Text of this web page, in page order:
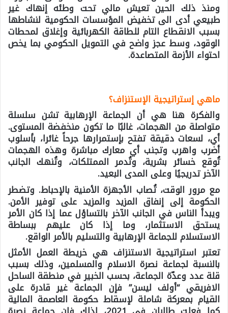
ومنذ ذلك الحين تعيش مالي تحت وطئه إنهاك غير
طبيعي أدى الى تخفيض المؤسسات الحكومية لنشاطها
بسبب الانقطاع التام للطاقة الكهربائية وإغلاق لمحطات
الوقود، وسط عجز واضح في التمويل الحكومي بما يخص
احتواء الأزمة المتصاعدة.
ماهي إستراتيجية الإستنزاف؟
والفكرة هنا هي أن الجماعة الإرهابية تشن سلسلة
متواصلة من الهجمات، غالبًا ما تكون منخفضة المستوى.
أي، لسعات دقيقة تفتح بإستمرارها جرحاً غائرا، بأسلوب
أضرب واهرب وتجنب أي معارك مباشرة وهذه الهجمات
تُوقع خسائر بشرية، وتُدمر الممتلكات، وتُنهك الجانب
الآخر تدريجيًا وعلى المدى البعيد.
مع مرور الوقت، تُصاب الأجهزة الأمنية بالإحباط. وتضطر
الحكومة إلى إنفاق المزيد والمزيد على توفير الأمن.
ويبدأ الناس في الجانب الآخر بالتساؤل عما إذا كان الأمر
يستحق الاستثمار، وما إذا كان عليهم ببساطة
الاستسلام للجماعة الإرهابية والتسليم بالأمر الواقع.
تعتبر استراتيجية الاستنزاف هي خريطة العمل الأمثل
بالنسبة لجماعة نصرة الاسلام والمسلمين، وذلك بسبب
قلة عدد وعدّة الجماعة، بحسب الخبير في منطقة الساحل
الافريقي “أولف ليسن” فإن الجماعة غير قادرة على
القيام بمعركة شاملة لإسقاط حكومة العاصمة المالية